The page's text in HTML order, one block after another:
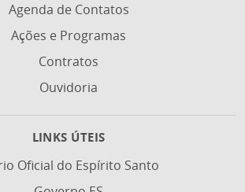
Agenda de Contatos
Ações e Programas
Contratos
Ouvidoria
LINKS ÚTEIS
Oficial do Espírito Santo